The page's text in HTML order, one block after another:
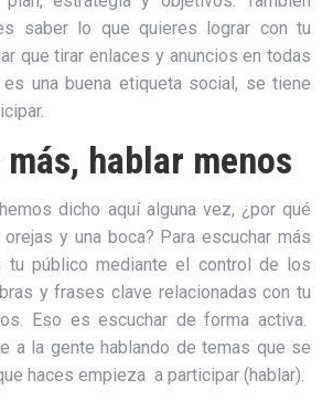
saber lo que quieres lograr con tu
que tirar enlaces y anuncios en todas
una buena etiqueta social, se tiene
hablar menos
dicho aquí alguna vez, ¿por qué
y una boca? Para escuchar más
tu público mediante el control de los
y frases clave relacionadas con tu
Eso es escuchar de forma activa.
a la gente hablando de temas que se
haces empieza a participar (hablar).